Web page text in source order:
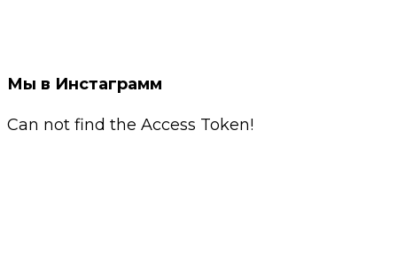
Мы в Инстаграмм
Can not find the Access Token!